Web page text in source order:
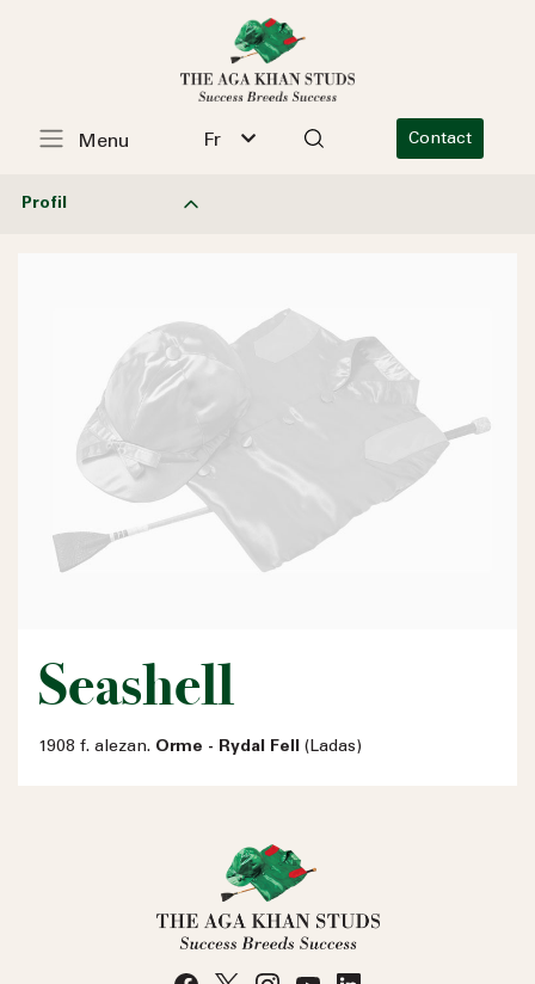
Fr Contact
Menu
Profil
Seashell
1908 f. alezan. Orme - Rydal Fell (Ladas)